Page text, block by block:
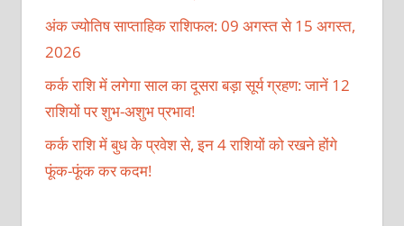
अंक ज्योतिष साप्ताहिक राशिफल: 09 अगस्त से 15 अगस्त,
2026
कर्क राशि में लगेगा साल का दूसरा बड़ा सूर्य ग्रहण: जानें 12
राशियों पर शुभ-अशुभ प्रभाव!
कर्क राशि में बुध के प्रवेश से, इन 4 राशियों को रखने होंगे
फूंक-फूंक कर कदम!